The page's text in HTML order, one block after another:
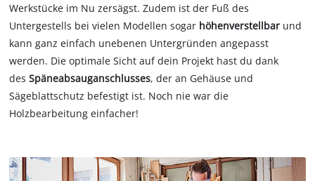
Werkstücke im Nu zersägst. Zudem ist der Fuß des
Untergestells bei vielen Modellen sogar höhenverstellbar und
kann ganz einfach unebenen Untergründen angepasst
werden. Die optimale Sicht auf dein Projekt hast du dank
desSpäneabsauganschlusses, der an Gehäuse und
Sägeblattschutz befestigt ist. Noch nie war die
Holzbearbeitung einfacher!